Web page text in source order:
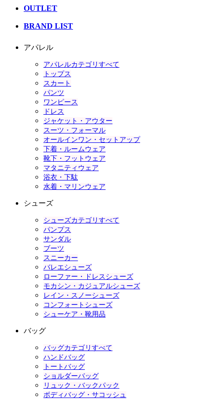
OUTLET
BRAND LIST
アパレル
アパレルカテゴリすべて
トップス
スカート
パンツ
ワンピース
ドレス
ジャケット・アウター
スーツ・フォーマル
オールインワン・セットアップ
下着・ルームウェア
靴下・フットウェア
マタニティウェア
浴衣・下駄
水着・マリンウェア
シューズ
シューズカテゴリすべて
パンプス
サンダル
ブーツ
スニーカー
バレエシューズ
ローファー・ドレスシューズ
モカシン・カジュアルシューズ
レイン・スノーシューズ
コンフォートシューズ
シューケア・靴用品
バッグ
バッグカテゴリすべて
ハンドバッグ
トートバッグ
ショルダーバッグ
リュック・バックパック
ボディバッグ・サコッシュ